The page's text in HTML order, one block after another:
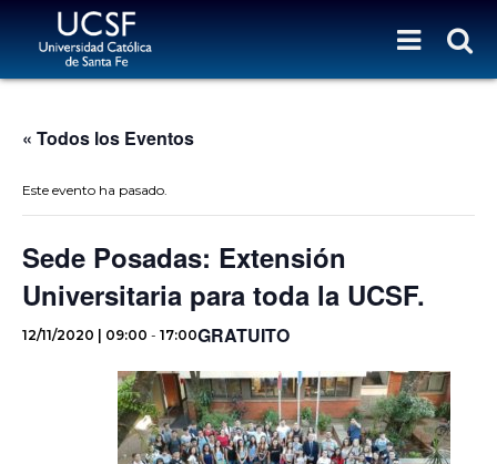
« Todos los Eventos
Este evento ha pasado.
Sede Posadas: Extensión
Universitaria para toda la UCSF.
12/11/2020 | 09:00 - 17:00GRATUITO